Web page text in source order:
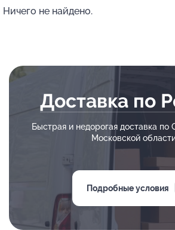
Ничего не найдено.
Доставка по
Быстрая и недорогая доставка
Московской
Подробные условия